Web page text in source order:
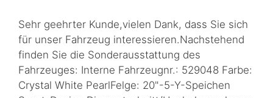
Sehr geehrter Kunde,vielen Dank, dass Sie sich
für unser Fahrzeug interessieren.Nachstehend
finden Sie die Sonderausstattung des
Fahrzeuges: Interne Fahrzeugnr.: 529048 Farbe:
Crystal White PearlFelge: 20"-5-Y-Speichen